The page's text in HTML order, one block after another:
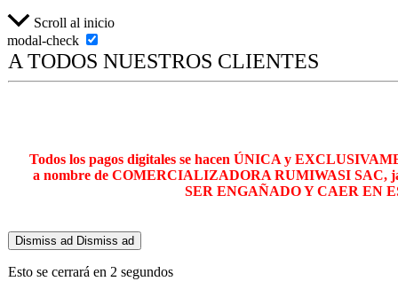
Scroll al inicio
modal-check
A TODOS NUESTROS CLIENTES
Todos los pagos digitales se hacen ÚNICA y
a nombre de COMERCIALIZADORA RUMIWASI SAC,
SER ENGAÑADO Y CAER EN
Dismiss ad Dismiss ad
Esto se cerrará en 1 segundos